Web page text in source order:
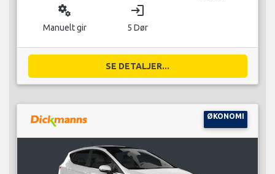
miscellaneous_services
Manuelt gir
login
5 Dør
SE DETALJER...
ØKONOMI